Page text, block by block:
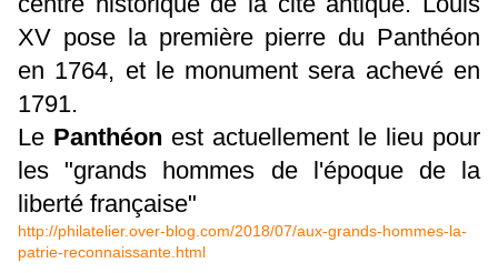
XV pose la première pierre du Panthéon
en 1764, et le monument sera achevé en
1791.
Le Panthéon est actuellement le lieu pour
les "grands hommes de l'époque de la
liberté française"
http://philatelier.over-blog.com/2018/07/aux-grands-hommes-la-
patrie-reconnaissante.html